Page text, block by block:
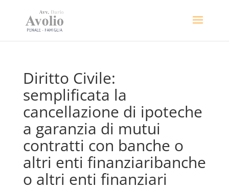
Diritto Civile:
semplificata la
cancellazione di ipoteche
a garanzia di mutui
contratti con banche o
altri enti finanziaribanche
o altri enti finanziari